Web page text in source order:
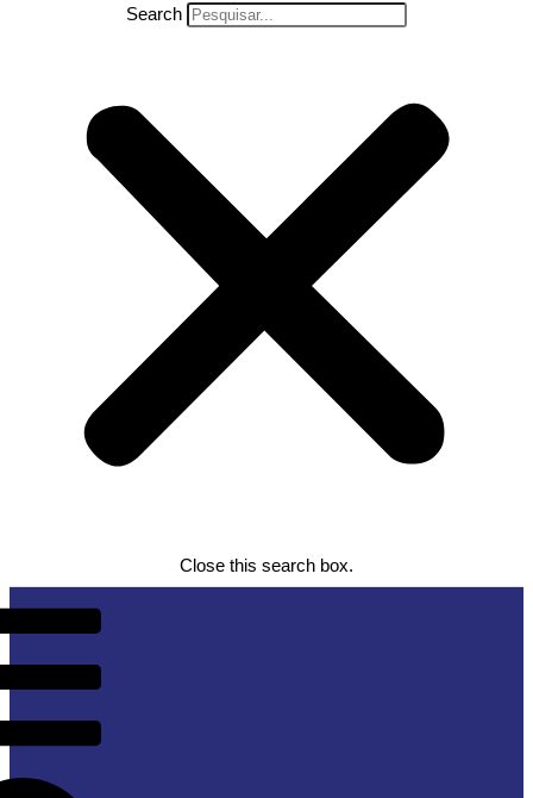
Search
Close this search box.